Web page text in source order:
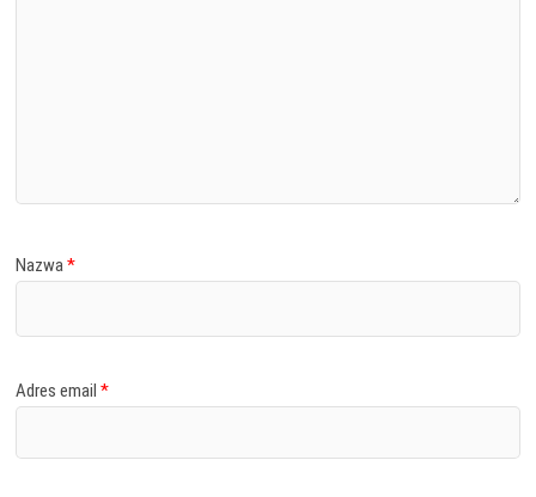
Nazwa*
Adres email*